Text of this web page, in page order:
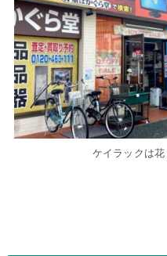
ケイラックは